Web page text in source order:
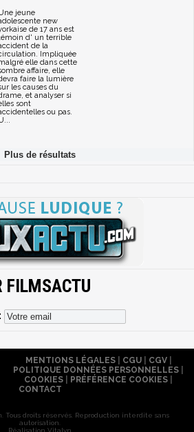
jeune
new
de 17 ans est
d' un terrible
de la
Impliquée
elle dans cette
affaire, elle
faire la lumière
les causes du
et analyser si
sont
ou pas.
FILMSACTU
MENTIONS LÉGALES| CGU| CGV|
POLITIQUE DONNÉES PERSONNELLES
COOKIES
PRÉFÉRENCE COOKIES
CONTACT
Tous droits réservés. Reproduction interdite sans
autorisation.
Réalisation Vitalyn